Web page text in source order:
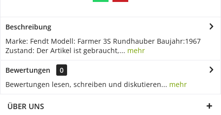
Beschreibung
Marke: Fendt Modell: Farmer 3S Rundhauber Baujahr:1967
Zustand: Der Artikel ist gebraucht,... mehr
Bewertungen
0
Bewertungen lesen, schreiben und diskutieren... mehr
ÜBER UNS